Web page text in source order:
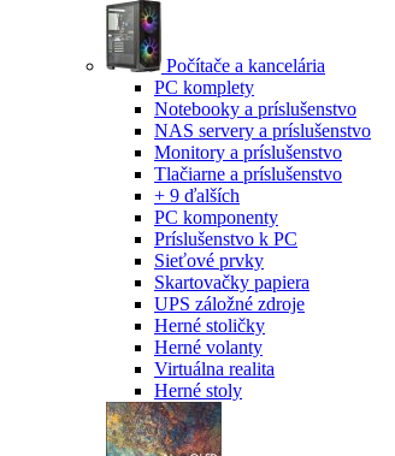
Počítače a kancelária
PC komplety
Notebooky a príslušenstvo
NAS servery a príslušenstvo
Monitory a príslušenstvo
Tlačiarne a príslušenstvo
+ 9 ďalších
PC komponenty
Príslušenstvo k PC
Sieťové prvky
Skartovačky papiera
UPS záložné zdroje
Herné stoličky
Herné volanty
Virtuálna realita
Herné stoly